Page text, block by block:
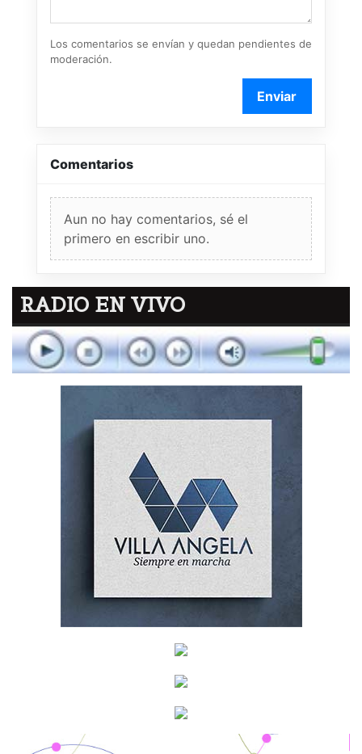
Los comentarios se envían y quedan pendientes de
moderación.
Enviar
Comentarios
Aun no hay comentarios, sé el
primero en escribir uno.
RADIO EN VIVO